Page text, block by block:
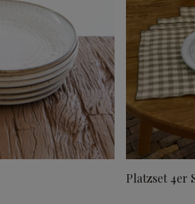
Platzset 4er